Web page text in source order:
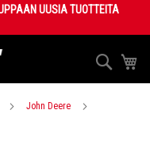
UUSIA TUOTTEITA
Haku
John Deere